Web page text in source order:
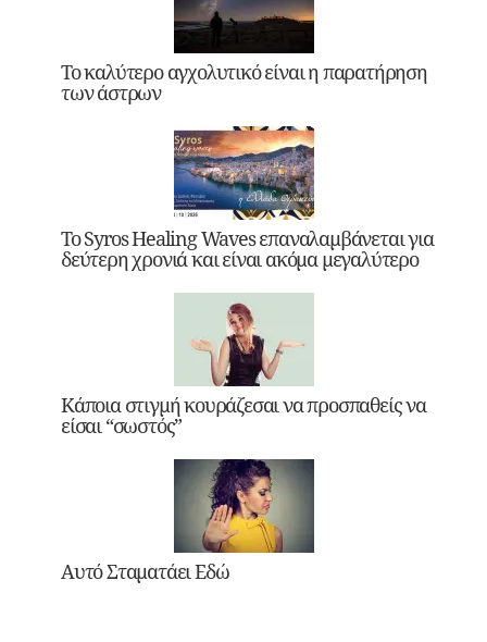
Το καλύτερο αγχολυτικό είναι η παρατήρηση
των άστρων
Το Syros Healing Waves επαναλαμβάνεται για
δεύτερη χρονιά και είναι ακόμα μεγαλύτερο
Κάποια στιγμή κουράζεσαι να προσπαθείς να
είσαι “σωστός”
Αυτό Σταματάει Εδώ